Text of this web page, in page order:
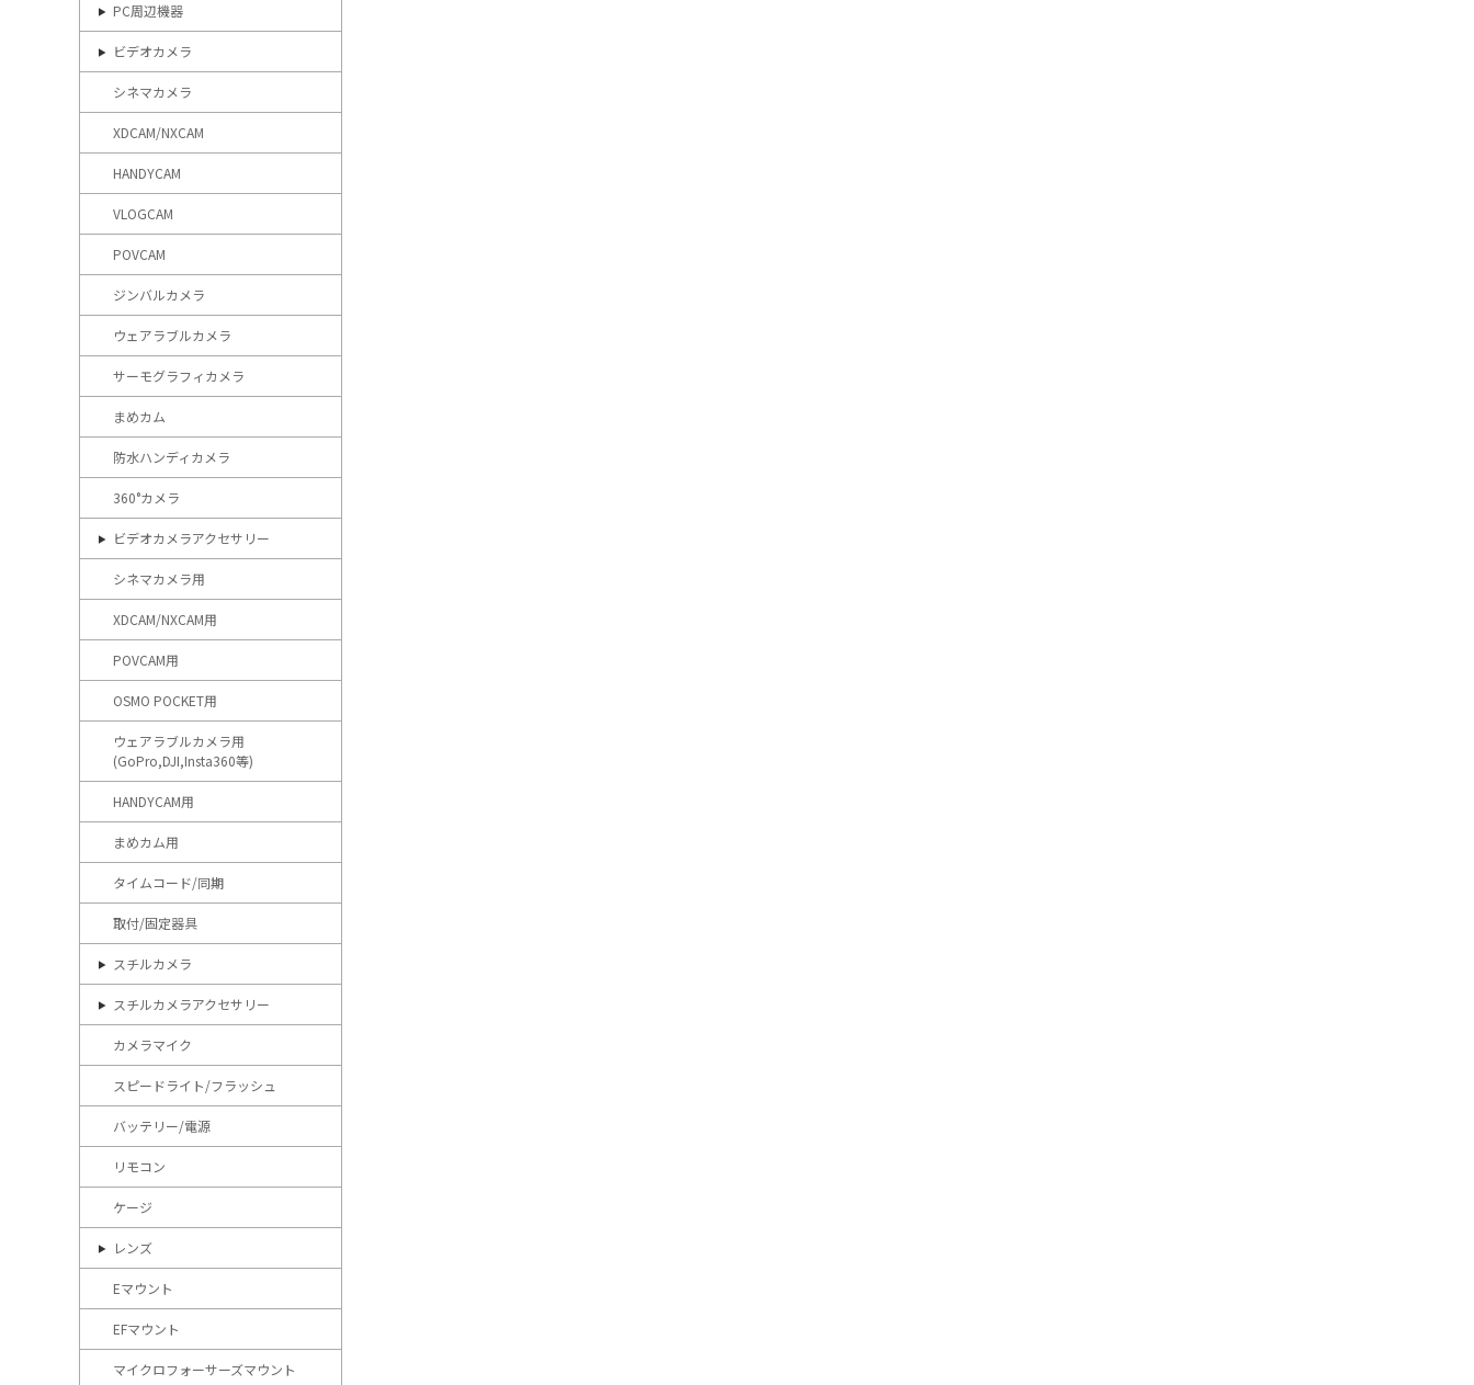
PC周辺機器
ビデオカメラ
シネマカメラ
XDCAM/NXCAM
HANDYCAM
VLOGCAM
POVCAM
ジンバルカメラ
ウェアラブルカメラ
サーモグラフィカメラ
まめカム
防水ハンディカメラ
360°カメラ
ビデオカメラアクセサリー
シネマカメラ用
XDCAM/NXCAM用
POVCAM用
OSMO POCKET用
ウェアラブルカメラ用
(GoPro,DJI,Insta360等)
HANDYCAM用
まめカム用
タイムコード/同期
取付/固定器具
スチルカメラ
スチルカメラアクセサリー
カメラマイク
スピードライト/フラッシュ
バッテリー/電源
リモコン
ケージ
レンズ
Eマウント
EFマウント
マイクロフォーサーズマウント